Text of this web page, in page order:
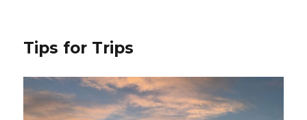
Tips for Trips